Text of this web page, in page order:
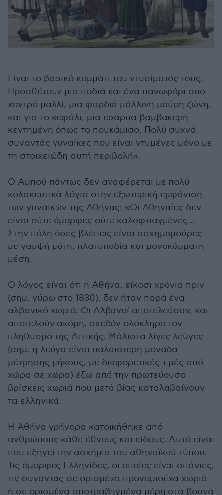
Είναι το βασικό κομμάτι του ντυσίματός τους.
Προσθέτουν μια ποδιά και ένα πανωφόρι από
χοντρό μαλλί, μια φαρδιά μάλλινη μαύρη ζώνη,
και για το κεφάλι, μια εσάρπα βαμβακερή
κεντημένη όπως το πουκάμισο. Πολύ συχνά
συναντάς γυναίκες που είναι ντυμένες μόνο με
τη στοιχειώδη αυτή περιβολή».
Ο Αμπού πάντως δεν αναφέρεται με πολύ
κολακευτικά λόγια στην εξωτερική εμφάνιση
των γυναικών της Αθήνας: «Οι Αθηναίες δεν
είναι ούτε όμορφες ούτε καλοφτιαγμένες...
Στην πόλη όσες βλέπεις είναι ασχημομούρες
με γαμψή μύτη, πλατυποδία και μονοκόμματη
μέση.
Ο λόγος είναι ότι η Αθήνα, είκοσι χρόνια πριν
(σημ. γύρω στο 1830), δεν ήταν παρά ένα
αλβανικό χωριό. Οι Αλβανοί αποτελούσαν, και
αποτελούν ακόμη, σχεδόν ολόκληρο τον
πληθυσμό της Αττικής. Μάλιστα λίγες λεύγες
(σημ. η λεύγα είναι παλαιότερη μονάδα
μέτρησης μήκους, με διαφορετικές τιμές από
χώρα σε χώρα) έξω από την πρωτεύουσα
βρίσκεις χωριά που μετά βίας καταλαβαίνουν
τα ελληνικά.
Η Αθήνα γρήγορα κατοικήθηκε από
ανθρώπους κάθε έθνους και είδους. Αυτό είναι
που εξηγεί την ασχήμια του αθηναϊκού τύπου.
Τις όμορφες Ελληνίδες, οι οποίες είναι σπάνιες,
τις συναντάς σε ορισμένα προνομιούχα χωριά
ή σε ορισμένα αποτραβηγμένα μέρη στα βουνά